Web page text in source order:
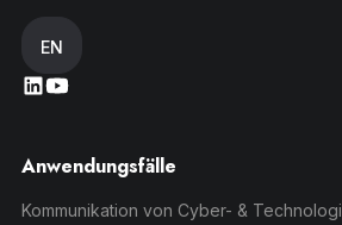
EN
Anwendungsfälle
Kommunikation von Cyber- &